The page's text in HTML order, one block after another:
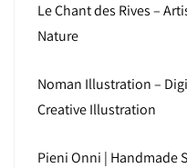
Le Chant des Rives –
Nature
Noman Illustration –
Creative Illustration
Pieni Onni | Handmade